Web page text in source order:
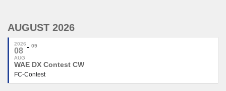
AUGUST 2026
2026
08
AUG
09
WAE DX Contest CW
FC-Contest